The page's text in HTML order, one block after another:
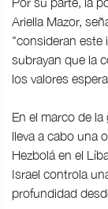
Ariella Mazor,
"consideran este
subrayan que la
los valores
En el marco de
lleva a cabo una
Hezbolá en el
Israel controla
profundidad